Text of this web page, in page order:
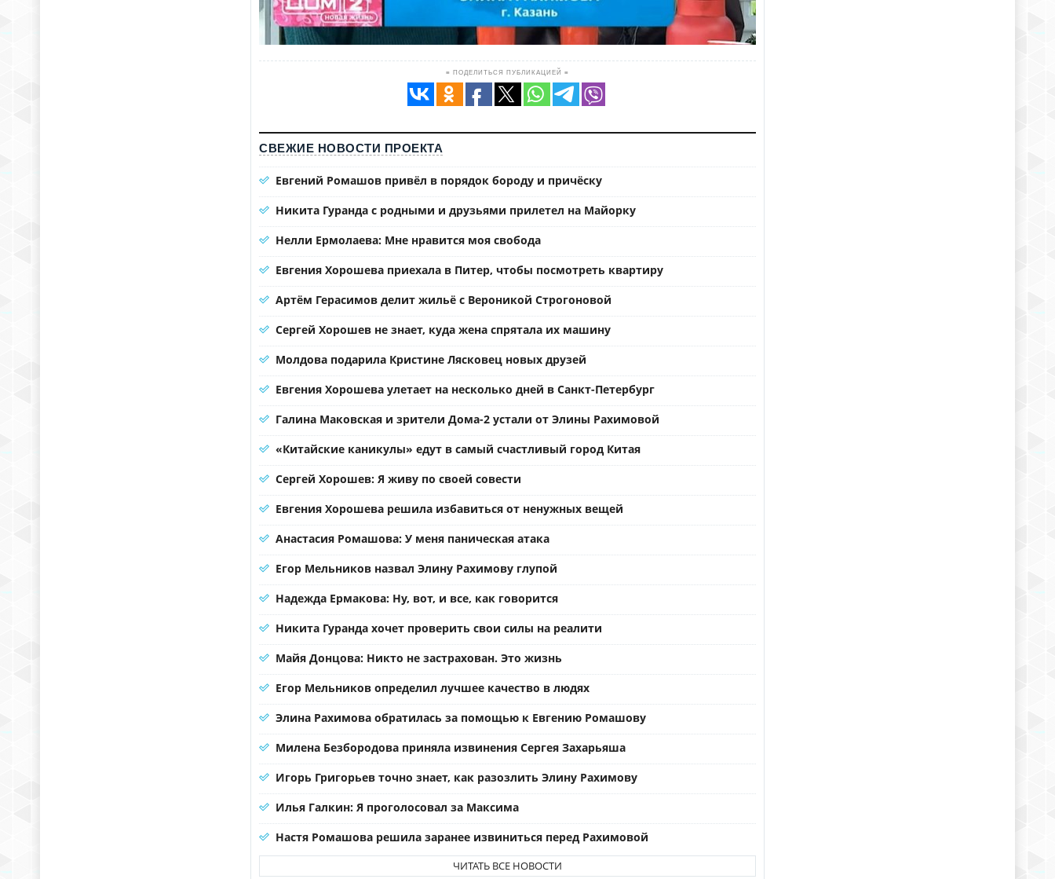
≡ ПОДЕЛИТЬСЯ ПУБЛИКАЦИЕЙ ≡
СВЕЖИЕ НОВОСТИ ПРОЕКТА
Евгений Ромашов привёл в порядок бороду и причёску
Никита Гуранда с родными и друзьями прилетел на Майорку
Нелли Ермолаева: Мне нравится моя свобода
Евгения Хорошева приехала в Питер, чтобы посмотреть квартиру
Артём Герасимов делит жильё с Вероникой Строгоновой
Сергей Хорошев не знает, куда жена спрятала их машину
Молдова подарила Кристине Лясковец новых друзей
Евгения Хорошева улетает на несколько дней в Санкт-Петербург
Галина Маковская и зрители Дома-2 устали от Элины Рахимовой
«Китайские каникулы» едут в самый счастливый город Китая
Сергей Хорошев: Я живу по своей совести
Евгения Хорошева решила избавиться от ненужных вещей
Анастасия Ромашова: У меня паническая атака
Егор Мельников назвал Элину Рахимову глупой
Надежда Ермакова: Ну, вот, и все, как говорится
Никита Гуранда хочет проверить свои силы на реалити
Майя Донцова: Никто не застрахован. Это жизнь
Егор Мельников определил лучшее качество в людях
Элина Рахимова обратилась за помощью к Евгению Ромашову
Милена Безбородова приняла извинения Сергея Захарьяша
Игорь Григорьев точно знает, как разозлить Элину Рахимову
Илья Галкин: Я проголосовал за Максима
Настя Ромашова решила заранее извиниться перед Рахимовой
ЧИТАТЬ ВСЕ НОВОСТИ